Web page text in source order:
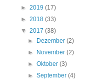
► 2019 (17)
► 2018 (33)
▼ 2017 (38)
►
Dezember(2)
►
November(2)
►Oktober(3)
►September(4)